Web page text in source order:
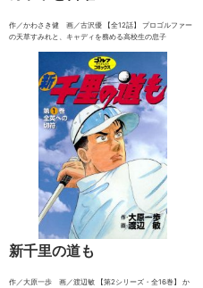
作／かわさき健 画／古沢優 【全12話】 プロゴルファー
の天草すみれと、キャディを務める高校生の息子
新千里の道も
作／大原一歩 画／渡辺敏 【第2シリーズ・全16巻】 か